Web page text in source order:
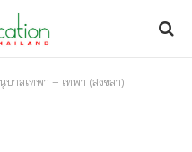
บาลเทพา – เทพา (สงขลา)